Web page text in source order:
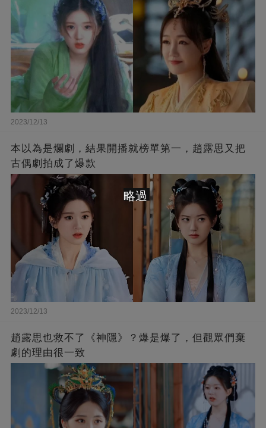
2023/12/13
本以為是爛劇，結果開播就榜單第一，趙露思又把
古偶劇拍成了爆款
2023/12/13
趙露思也救不了《神隱》？爆是爆了，但觀眾們棄
劇的理由很一致
略過